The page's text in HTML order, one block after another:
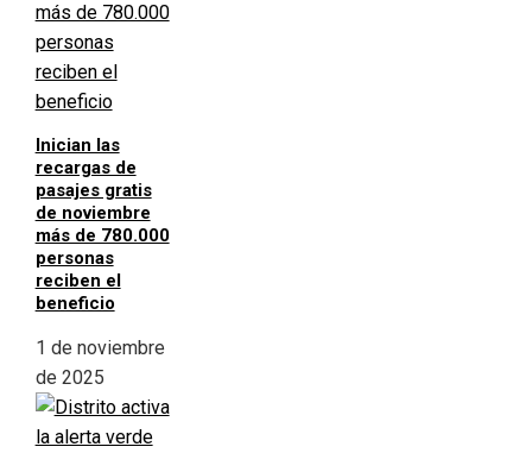
Inician las
recargas de
pasajes gratis
de noviembre
más de 780.000
personas
reciben el
beneficio
1 de noviembre
de 2025